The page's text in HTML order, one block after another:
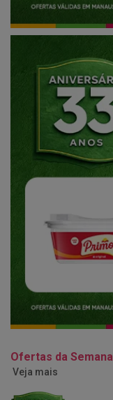
Ofertas da Semana
Veja mais